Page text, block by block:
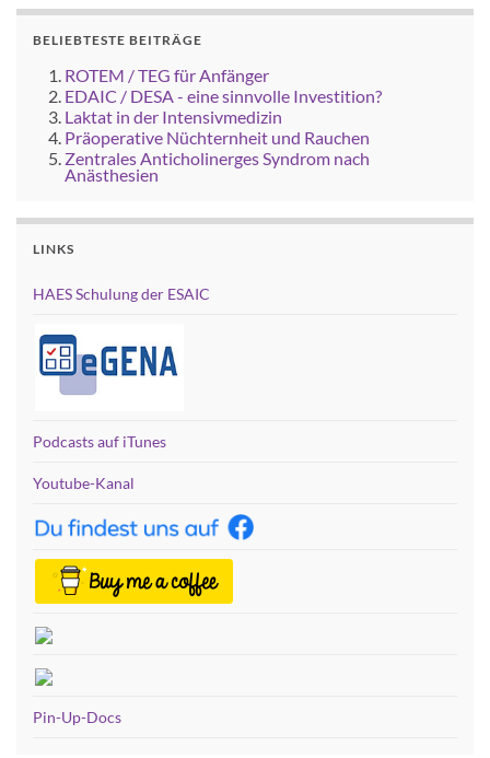
BELIEBTESTE BEITRÄGE
ROTEM / TEG für Anfänger
EDAIC / DESA - eine sinnvolle Investition?
Laktat in der Intensivmedizin
Präoperative Nüchternheit und Rauchen
Zentrales Anticholinerges Syndrom nach
Anästhesien
LINKS
HAES Schulung der ESAIC
Podcasts auf iTunes
Youtube-Kanal
Pin-Up-Docs